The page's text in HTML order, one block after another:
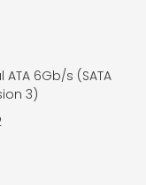
ATA 6Gb/s (SATA
3)